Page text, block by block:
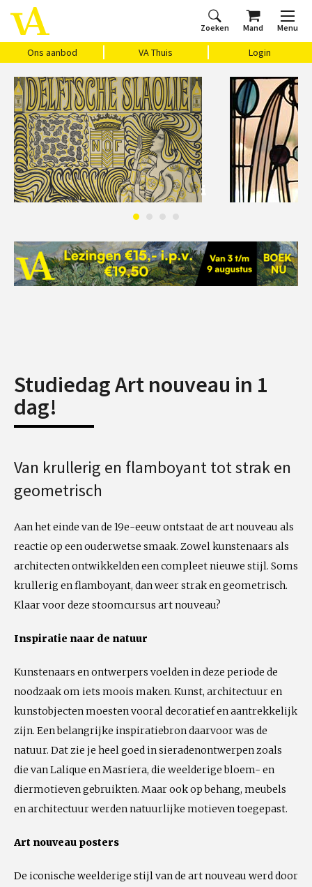
Zoeken Mand Menu
Ons aanbod VA Thuis Login
Home
Ons aanbod
Agenda
VAthuis
Over ons
Vragen?
Cadeaubon
Studiedag Art nouveau in 1
dag!
Van krullerig en flamboyant tot strak en
geometrisch
Aan het einde van de 19e-eeuw ontstaat de art nouveau als
reactie op een ouderwetse smaak. Zowel kunstenaars als
architecten ontwikkelden een compleet nieuwe stijl. Soms
krullerig en flamboyant, dan weer strak en geometrisch.
Klaar voor deze stoomcursus art nouveau?
Inspiratie naar de natuur
Kunstenaars en ontwerpers voelden in deze periode de
noodzaak om iets moois maken. Kunst, architectuur en
kunstobjecten moesten vooral decoratief en aantrekkelijk
zijn. Een belangrijke inspiratiebron daarvoor was de
natuur. Dat zie je heel goed in sieradenontwerpen zoals
die van Lalique en Masriera, die weelderige bloem- en
diermotieven gebruikten. Maar ook op behang, meubels
en architectuur werden natuurlijke motieven toegepast.
Art nouveau posters
De iconische weelderige stijl van de art nouveau werd door